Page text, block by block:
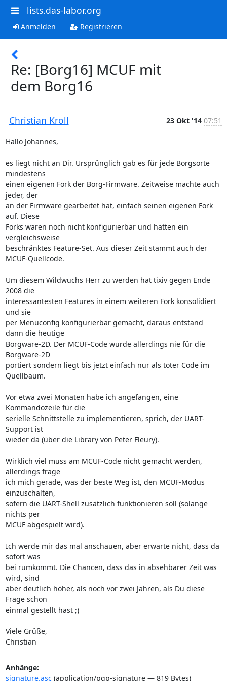
lists.das-labor.org
Anmelden Registrieren
Re: [Borg16] MCUF mit
dem Borg16
Christian Kroll 23 Okt '14 07:51
Hallo Johannes,
es liegt nicht an Dir. Ursprünglich gab es für jede Borgsorte
mindestens
einen eigenen Fork der Borg-Firmware. Zeitweise machte auch
jeder, der
an der Firmware gearbeitet hat, einfach seinen eigenen Fork
auf. Diese
Forks waren noch nicht konfigurierbar und hatten ein
vergleichsweise
beschränktes Feature-Set. Aus dieser Zeit stammt auch der
MCUF-Quellcode.
Um diesem Wildwuchs Herr zu werden hat tixiv gegen Ende
2008 die
interessantesten Features in einem weiteren Fork konsolidiert
und sie
per Menuconfig konfigurierbar gemacht, daraus entstand
dann die heutige
Borgware-2D. Der MCUF-Code wurde allerdings nie für die
Borgware-2D
portiert sondern liegt bis jetzt einfach nur als toter Code im
Quellbaum.
Vor etwa zwei Monaten habe ich angefangen, eine
Kommandozeile für die
serielle Schnittstelle zu implementieren, sprich, der UART-
Support ist
wieder da (über die Library von Peter Fleury).
Wirklich viel muss am MCUF-Code nicht gemacht werden,
allerdings frage
ich mich gerade, was der beste Weg ist, den MCUF-Modus
einzuschalten,
sofern die UART-Shell zusätzlich funktionieren soll (solange
nichts per
MCUF abgespielt wird).
Ich werde mir das mal anschauen, aber erwarte nicht, dass da
sofort was
bei rumkommt. Die Chancen, dass das in absehbarer Zeit was
wird, sind
aber deutlich höher, als noch vor zwei Jahren, als Du diese
Frage schon
einmal gestellt hast ;)
Viele Grüße,
Christian
Anhänge:
signature.asc(application/pgp-signature — 819 Bytes)